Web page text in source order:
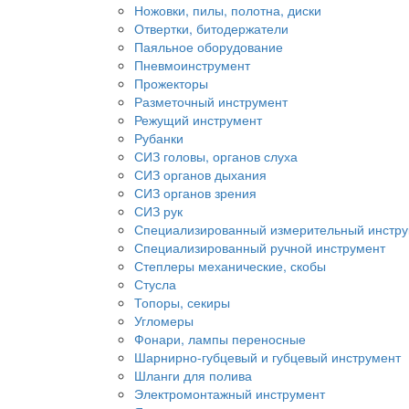
Ножовки, пилы, полотна, диски
Отвертки, битодержатели
Паяльное оборудование
Пневмоинструмент
Прожекторы
Разметочный инструмент
Режущий инструмент
Рубанки
СИЗ головы, органов слуха
СИЗ органов дыхания
СИЗ органов зрения
СИЗ рук
Специализированный измерительный
Специализированный ручной инструмент
Степлеры механические, скобы
Стусла
Топоры, секиры
Угломеры
Фонари, лампы переносные
Шарнирно-губцевый и губцевый инструмент
Шланги для полива
Электромонтажный инструмент